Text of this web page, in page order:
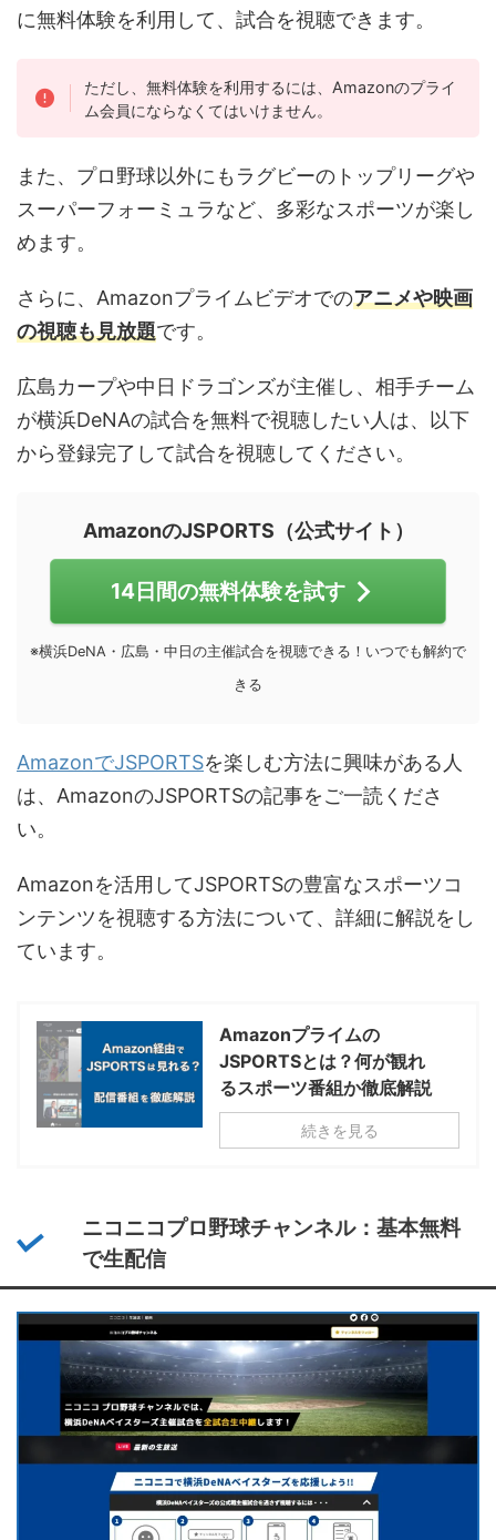
に無料体験を利用して、試合を視聴できます。
ただし、無料体験を利用するには、Amazonのプライ
ム会員にならなくてはいけません。
また、プロ野球以外にもラグビーのトップリーグや
スーパーフォーミュラなど、多彩なスポーツが楽し
めます。
さらに、Amazonプライムビデオでのアニメや映画
の視聴も見放題です。
広島カープや中日ドラゴンズが主催し、相手チーム
が横浜DeNAの試合を無料で視聴したい人は、以下
から登録完了して試合を視聴してください。
AmazonのJSPORTS（公式サイト）
14日間の無料体験を試す
※横浜DeNA・広島・中日の主催試合を視聴できる！いつでも解約で
きる
AmazonでJSPORTSを楽しむ方法に興味がある人
は、AmazonのJSPORTSの記事をご一読くださ
い。
Amazonを活用してJSPORTSの豊富なスポーツコ
ンテンツを視聴する方法について、詳細に解説をし
ています。
Amazonプライムの
JSPORTSとは？何が観れ
るスポーツ番組か徹底解説
続きを見る
ニコニコプロ野球チャンネル：基本無料
で生配信